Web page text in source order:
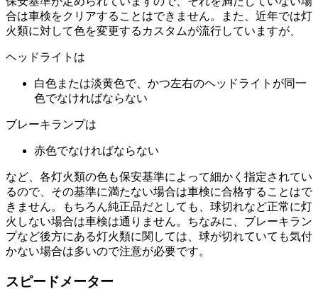
合は車検をクリアすることはできません。また、近年では灯
火類に対して色を変更するカスタムが流行していますが、
ヘッドライトは
白色または淡黄色で、かつ左右のヘッドライトが同一
色でなければならない
ブレーキランプは
赤色でなければならない
など、各灯火類の色も保安基準によって細かく指定されてい
るので、その基準に満たない場合は車検に合格することはで
きません。もちろん純正品だとしても、球切れなど正常に灯
火しない場合は車検は通りません。ちなみに、ブレーキラン
プなど後方にある灯火類に関しては、球が切れていても気付
かない場合は多いので注意が必要です。
スピードメーター